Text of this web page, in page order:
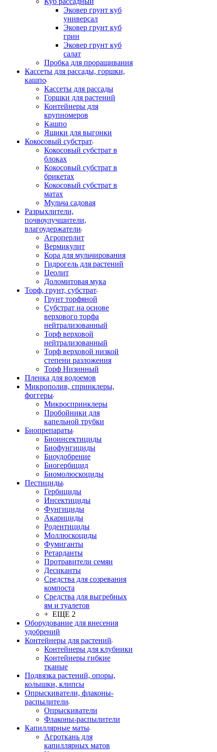
Эковер грунт куб
универсал
Эковер грунт куб
грин
Эковер грунт куб
салат
Пробка для проращивания
Кассеты для рассады, горшки,
кашпо
Кассеты для рассады
Горшки для растений
Контейнеры для
крупномеров
Кашпо
Ящики для выгонки
Кокосовый субстрат
Кокосовый субстрат в
блоках
Кокосовый субстрат в
брикетах
Кокосовый субстрат в
матах
Мульча садовая
Разрыхлители,
почвоулучшители,
влагоудержатели
Агроперлит
Вермикулит
Кора для мульчирования
Гидрогель для растений
Цеолит
Доломитовая мука
Торф, грунт, субстрат
Грунт торфяной
Субстрат на основе
верхового торфа
нейтрализованный
Торф верховой
нейтрализованный
Торф верховой низкой
степени разложения
Торф Низинный
Пленка для водоемов
Микрополив, спринклеры,
фоггеры
Микроспринклеры
Пробойники для
капельной трубки
Биопрепараты
Биоинсектициды
Биофунгициды
Биоудобрение
Биогербицид
Биомолюскоциды
Пестициды
Гербициды
Инсектициды
Фунгициды
Акарициды
Родентициды
Моллюскоциды
Фумиганты
Ретарданты
Протравители семян
Десиканты
Средства для созревания
компоста
Средства для выгребных
ям и туалетов
+ ЕЩЕ 2
Оборудование для внесения
удобрений
Контейнеры для растений
Контейнеры для клубники
Контейнеры гибкие
тканые
Подвязка растений, опоры,
колышки, клипсы
Опрыскиватели, флаконы-
распылители
Опрыскиватели
Флаконы-распылители
Капиллярные маты
Агроткань для
капиллярных матов